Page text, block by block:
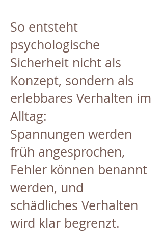
So entsteht
psychologische
Sicherheit nicht als
Konzept, sondern als
erlebbares Verhalten im
Alltag:
Spannungen werden
früh angesprochen,
Fehler können benannt
werden, und
schädliches Verhalten
wird klar begrenzt.